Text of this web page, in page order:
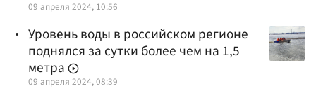
09 апреля 2024, 10:56
Уровень воды в российском регионе
поднялся за сутки более чем на 1,5
метра
09 апреля 2024, 08:39